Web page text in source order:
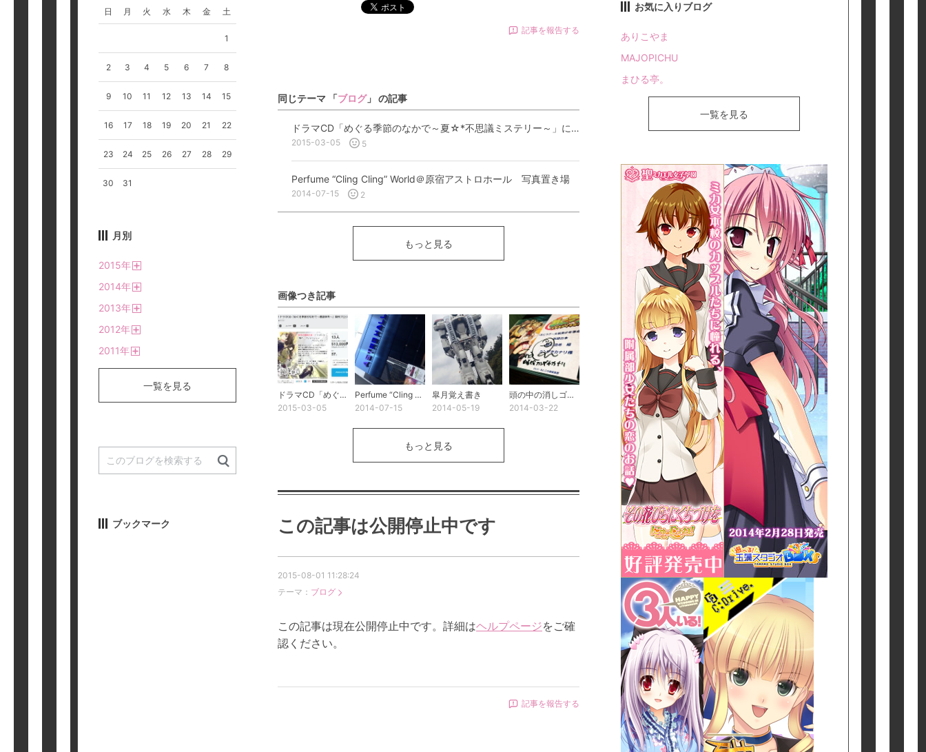
ポスト
記事を報告する
同じテーマ 「ブログ」 の記事
ドラマCD「めぐる季節のなかで～夏☆*不思議ミステリー～」に出演します
2015-03-05 5
Perfume “Cling Cling” World＠原宿アストロホール 写真置き場
2014-07-15 2
もっと見る
画像つき記事
ドラマCD「めぐる季節のなかで～夏☆*不思議ミステリー～」に出演します
2015-03-05
Perfume “Cling Cling” World＠原宿アストロホール 写真置き場
2014-07-15
皐月覚え書き
2014-05-19
頭の中の消しゴムが猛威をふるっているオハナシ。つまるところの備忘録。
2014-03-22
もっと見る
この記事は公開停止中です
2015-08-01 11:28:24
テーマ： ブログ
この記事は現在公開停止中です。詳細はヘルプページをご確
認ください。
記事を報告する
お気に入りブログ
ありこやま
MAJOPICHU
まひる亭。
一覧を見る
日 月 火 水 木 金 土
1
2 3 4 5 6 7 8
9 10 11 12 13 14 15
16 17 18 19 20 21 22
23 24 25 26 27 28 29
30 31
月別
2015年
2014年
2013年
2012年
2011年
一覧を見る
ブックマーク